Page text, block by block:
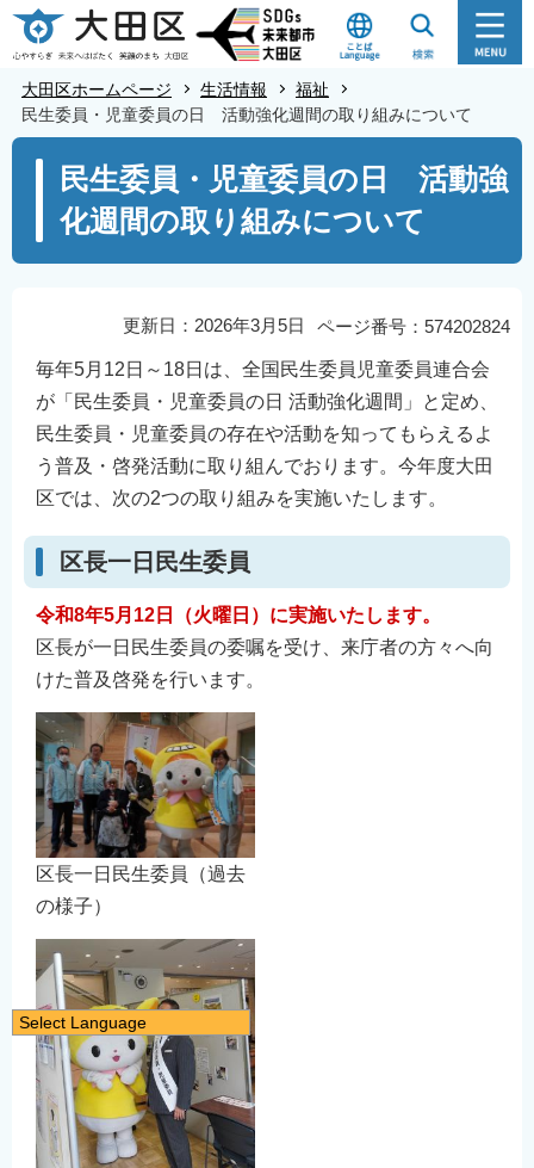
こ
の
ジ
大田区ホームページ 生活情報
福祉
民生委員・児童委員の日 活動強化週間の取り組みについて
民生委員・児童委員の日 活動強
化週間の取り組みについて
ページ番号：574202824
更新日：2026年3月5日
毎年5月12日～18日は、全国民生委員児童委員連合会
が「民生委員・児童委員の日 活動強化週間」と定め、
民生委員・児童委員の存在や活動を知ってもらえるよ
う普及・啓発活動に取り組んでおります。今年度大田
区では、次の2つの取り組みを実施いたします。
区長一日民生委員
令和8年5月12日（火曜日）に実施いたします。
区長が一日民生委員の委嘱を受け、来庁者の方々へ向
けた普及啓発を行います。
区長一日民生委員（過去
の様子）
Select Language
日本語
English
简体中文